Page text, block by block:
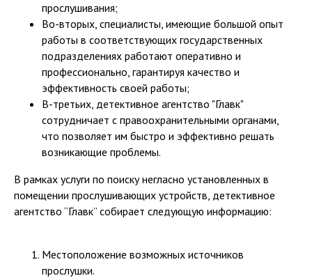
прослушивания;
Во-вторых, специалисты, имеющие большой опыт
работы в соответствующих государственных
подразделениях работают оперативно и
профессионально, гарантируя качество и
эффективность своей работы;
В-третьих, детективное агентство "Главк"
сотрудничает с правоохранительными органами,
что позволяет им быстро и эффективно решать
возникающие проблемы.
В рамках услуги по поиску негласно установленных в
помещении прослушивающих устройств, детективное
агентство “Главк” собирает следующую информацию:
Местоположение возможных источников
прослушки.